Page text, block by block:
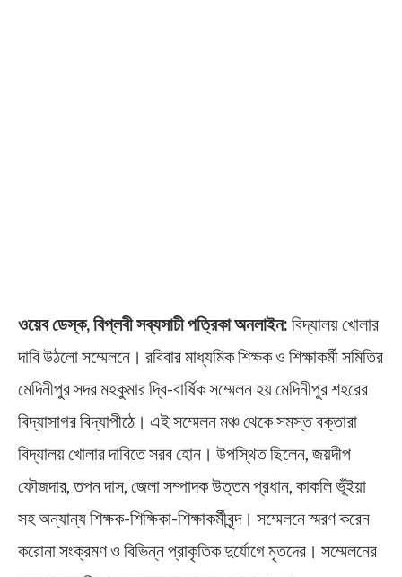
ওয়েব ডেস্ক, বিপ্লবী সব্যসাচী পত্রিকা অনলাইন: বিদ্যালয় খোলার
দাবি উঠলো সম্মেলনে। রবিবার মাধ্যমিক শিক্ষক ও শিক্ষাকর্মী সমিতির
মেদিনীপুর সদর মহকুমার দ্বি-বার্ষিক সম্মেলন হয় মেদিনীপুর শহরের
বিদ্যাসাগর বিদ্যাপীঠে। এই সম্মেলন মঞ্চ থেকে সমস্ত বক্তারা
বিদ্যালয় খোলার দাবিতে সরব হোন। উপস্থিত ছিলেন, জয়দীপ
ফৌজদার, তপন দাস, জেলা সম্পাদক উত্তম প্রধান, কাকলি ভূঁইয়া
সহ অন্যান্য শিক্ষক-শিক্ষিকা-শিক্ষাকর্মীবৃন্দ। সম্মেলনে স্মরণ করেন
করোনা সংক্রমণ ও বিভিন্ন প্রাকৃতিক দুর্যোগে মৃতদের। সম্মেলনের